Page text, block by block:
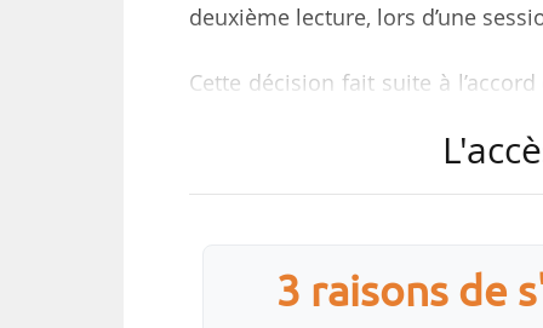
deuxième lecture, lors d’une
Cette décision fait suite à
affectant les eaux de surface et
pharmaceutiques et les PFAS.
3 raisons de